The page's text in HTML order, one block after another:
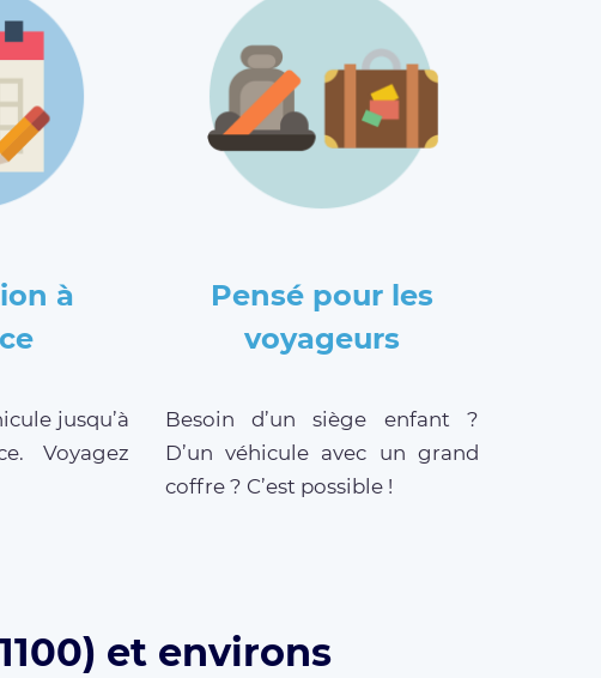
à
jusqu’à
Voyagez
Pensé pour les
voyageurs
Besoin d’un siège enfant ?
D’un véhicule avec un grand
coffre ? C’est possible !
et environs